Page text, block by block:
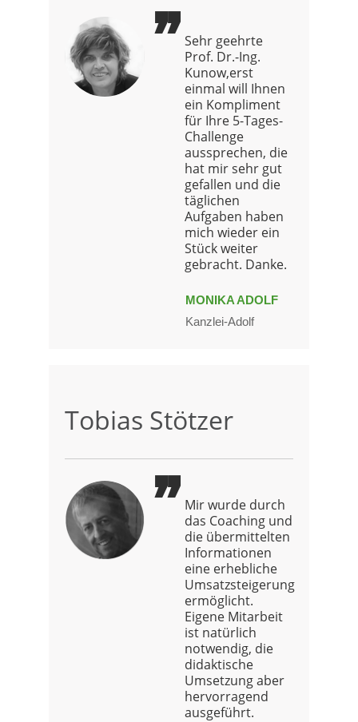
Sehr geehrte
Prof. Dr.-Ing.
Kunow,erst
einmal will Ihnen
ein Kompliment
für Ihre 5-Tages-
Challenge
aussprechen, die
hat mir sehr gut
gefallen und die
täglichen
Aufgaben haben
mich wieder ein
Stück weiter
gebracht. Danke.
MONIKA ADOLF
Kanzlei-Adolf
Tobias Stötzer
Mir wurde durch
das Coaching und
die übermittelten
Informationen
eine erhebliche
Umsatzsteigerung
ermöglicht.
Eigene Mitarbeit
ist natürlich
notwendig, die
didaktische
Umsetzung aber
hervorragend
ausgeführt.